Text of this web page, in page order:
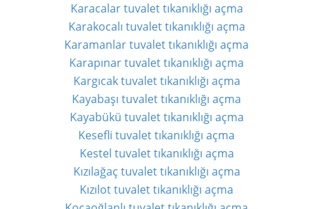
Karacalar tuvalet tıkanıklığı açma
Karakocalı tuvalet tıkanıklığı açma
Karamanlar tuvalet tıkanıklığı açma
Karapınar tuvalet tıkanıklığı açma
Kargıcak tuvalet tıkanıklığı açma
Kayabaşı tuvalet tıkanıklığı açma
Kayabükü tuvalet tıkanıklığı açma
Kesefli tuvalet tıkanıklığı açma
Kestel tuvalet tıkanıklığı açma
Kızılağaç tuvalet tıkanıklığı açma
Kızılot tuvalet tıkanıklığı açma